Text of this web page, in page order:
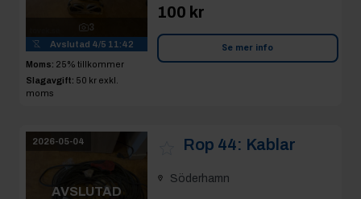
3
Avslutad 4/5 11:42
Moms: 25% tillkommer
Slagavgift: 50 kr exkl.
moms
100 kr
Se mer info
2026-05-04
AVSLUTAD
Rop 44: Kablar
Söderhamn